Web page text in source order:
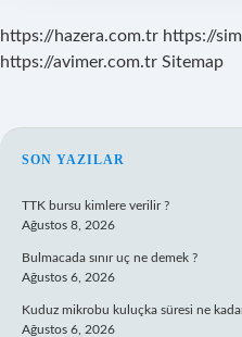
https://hazera.com.tr https://
https://avimer.com.tr Sitemap
SIDEBAR
SON YAZILAR
TTK bursu kimlere verilir ?
Ağustos 8, 2026
Bulmacada sınır uç ne demek ?
Ağustos 6, 2026
Kuduz mikrobu kuluçka süresi ne
Ağustos 6, 2026